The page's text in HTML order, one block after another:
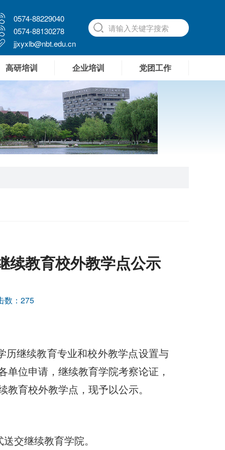
0574-88229040
0574-88130278
jjxyxlb@nbt.edu.cn
高研培训 企业培训 党团工作
续教育校外教学点公示
数： 275
历继续教育专业和校外教学点设置与
单位申请，继续教育学院考察论证，
育校外教学点，现予以公示。
交继续教育学院。